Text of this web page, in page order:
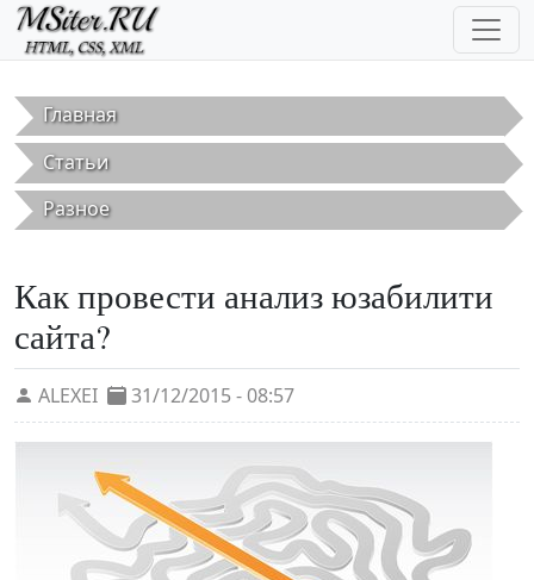
Перейти к основному содержанию
Главная
Статьи
Разное
Как провести анализ юзабилити
сайта?
ALEXEI 31/12/2015 - 08:57